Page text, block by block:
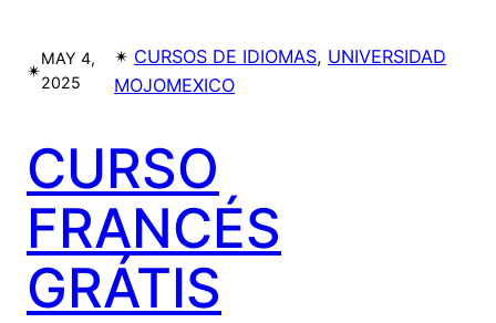
✴︎
MAY 4,
2025
✴︎ CURSOS DE IDIOMAS, UNIVERSIDAD
MOJOMEXICO
CURSO
FRANCÉS
GRÁTIS